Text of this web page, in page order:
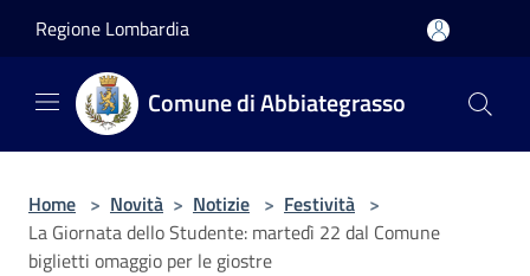
Regione Lombardia
Comune di Abbiategrasso
Home > Novità > Notizie > Festività >
La Giornata dello Studente: martedì 22 dal Comune
biglietti omaggio per le giostre